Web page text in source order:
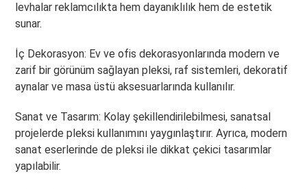
levhalar reklamcılıkta hem dayanıklılık hem de estetik
sunar.
İç Dekorasyon: Ev ve ofis dekorasyonlarında modern ve
zarif bir görünüm sağlayan pleksi, raf sistemleri, dekoratif
aynalar ve masa üstü aksesuarlarında kullanılır.
Sanat ve Tasarım: Kolay şekillendirilebilmesi, sanatsal
projelerde pleksi kullanımını yaygınlaştırır. Ayrıca, modern
sanat eserlerinde de pleksi ile dikkat çekici tasarımlar
yapılabilir.